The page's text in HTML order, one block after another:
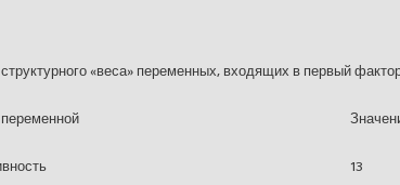
«веса» переменных, входящих в первый
13